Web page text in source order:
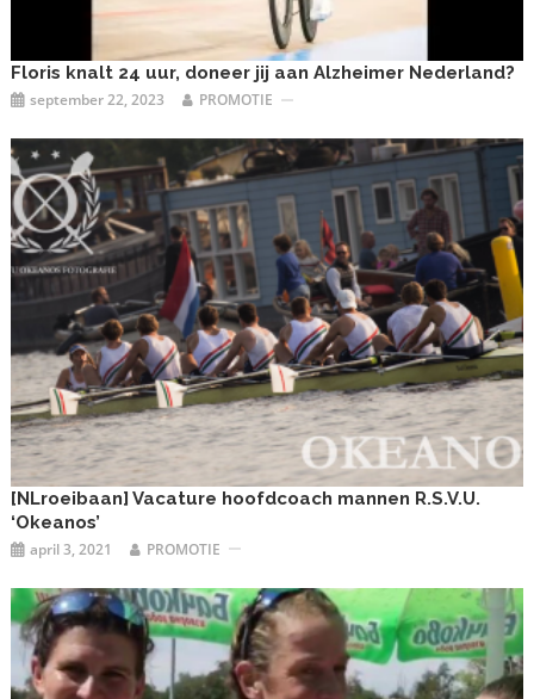
Floris knalt 24 uur, doneer jij aan Alzheimer Nederland?
september 22, 2023 PROMOTIE
[NLroeibaan] Vacature hoofdcoach mannen R.S.V.U.
‘Okeanos’
april 3, 2021 PROMOTIE